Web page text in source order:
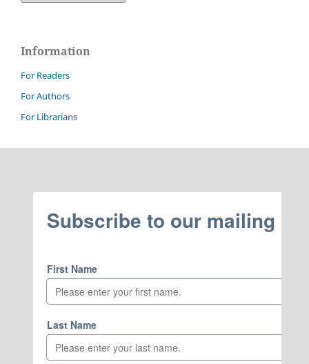
Information
For Readers
For Authors
For Librarians